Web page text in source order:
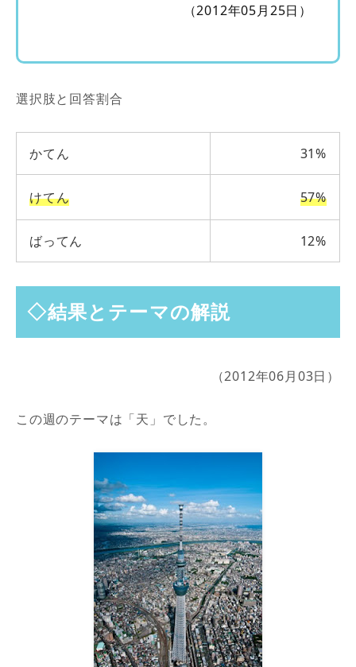
（2012年05月25日）
選択肢と回答割合
かてん 31%
けてん 57%
ばってん 12%
◇結果とテーマの解説
（2012年06月03日）
この週のテーマは「天」でした。